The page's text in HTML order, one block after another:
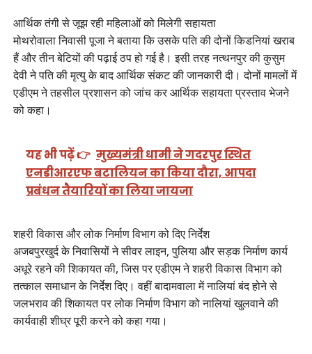
आर्थिक तंगी से जूझ रही महिलाओं को मिलेगी सहायता
मोथरोवाला निवासी पूजा ने बताया कि उसके पति की दोनों किडनियां खराब
हैं और तीन बेटियों की पढ़ाई ठप हो गई है। इसी तरह नत्थनपुर की कुसुम
देवी ने पति की मृत्यु के बाद आर्थिक संकट की जानकारी दी। दोनों मामलों में
एडीएम ने तहसील प्रशासन को जांच कर आर्थिक सहायता प्रस्ताव भेजने
को कहा।
यह भी पढ़ें 👉 मुख्यमंत्री धामी ने गदरपुर स्थित
एनडीआरएफ बटालियन का किया दौरा, आपदा
प्रबंधन तैयारियों का लिया जायजा
शहरी विकास और लोक निर्माण विभाग को दिए निर्देश
अजबपुरखुर्द के निवासियों ने सीवर लाइन, पुलिया और सड़क निर्माण कार्य
अधूरे रहने की शिकायत की, जिस पर एडीएम ने शहरी विकास विभाग को
तत्काल समाधान के निर्देश दिए। वहीं बादामवाला में नालियां बंद होने से
जलभराव की शिकायत पर लोक निर्माण विभाग को नालियां खुलवाने की
कार्यवाही शीघ्र पूरी करने को कहा गया।